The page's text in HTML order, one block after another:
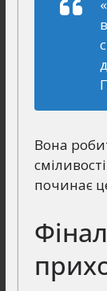
Вона
починає